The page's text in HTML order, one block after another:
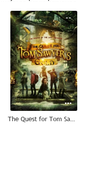
--
The Quest for Tom Sawyer's Gold